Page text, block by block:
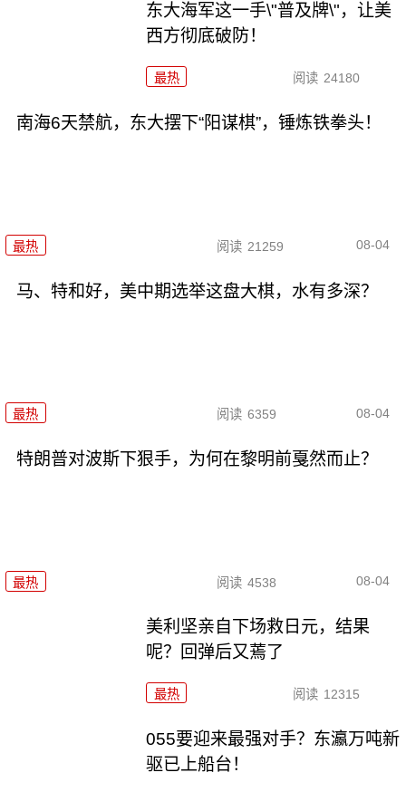
东大海军这一手\"普及牌\"，让美
西方彻底破防！
最热 阅读 24180
南海6天禁航，东大摆下“阳谋棋”，锤炼铁拳头！
最热 阅读 21259 08-04
马、特和好，美中期选举这盘大棋，水有多深？
最热 阅读 6359 08-04
特朗普对波斯下狠手，为何在黎明前戛然而止？
最热 阅读 4538 08-04
美利坚亲自下场救日元，结果
呢？回弹后又蔫了
最热 阅读 12315
055要迎来最强对手？东瀛万吨新
驱已上船台！